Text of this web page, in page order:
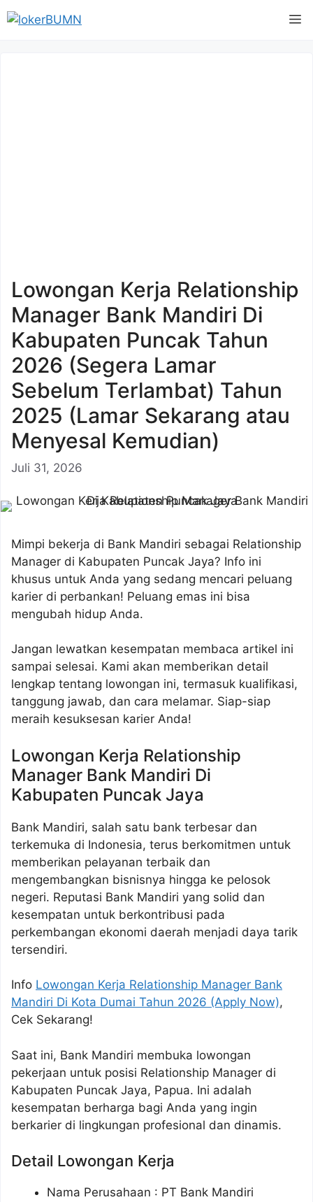
Langsung
ke
Lowongan Kerja Relationship
Manager Bank Mandiri Di
Kabupaten Puncak Tahun
2026 (Segera Lamar
Sebelum Terlambat) Tahun
2025 (Lamar Sekarang atau
Menyesal Kemudian)
Juli 31, 2026
Mimpi bekerja di Bank Mandiri sebagai Relationship
Manager di Kabupaten Puncak Jaya? Info ini
khusus untuk Anda yang sedang mencari peluang
karier di perbankan! Peluang emas ini bisa
mengubah hidup Anda.
Jangan lewatkan kesempatan membaca artikel ini
sampai selesai. Kami akan memberikan detail
lengkap tentang lowongan ini, termasuk kualifikasi,
tanggung jawab, dan cara melamar. Siap-siap
meraih kesuksesan karier Anda!
Lowongan Kerja Relationship
Manager Bank Mandiri Di
Kabupaten Puncak Jaya
Bank Mandiri, salah satu bank terbesar dan
terkemuka di Indonesia, terus berkomitmen untuk
memberikan pelayanan terbaik dan
mengembangkan bisnisnya hingga ke pelosok
negeri. Reputasi Bank Mandiri yang solid dan
kesempatan untuk berkontribusi pada
perkembangan ekonomi daerah menjadi daya tarik
tersendiri.
Info Lowongan Kerja Relationship Manager Bank
Mandiri Di Kota Dumai Tahun 2026 (Apply Now),
Cek Sekarang!
Saat ini, Bank Mandiri membuka lowongan
pekerjaan untuk posisi Relationship Manager di
Kabupaten Puncak Jaya, Papua. Ini adalah
kesempatan berharga bagi Anda yang ingin
berkarier di lingkungan profesional dan dinamis.
Detail Lowongan Kerja
Nama Perusahaan : PT Bank Mandiri